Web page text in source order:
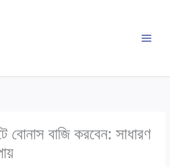
বোনাস বাজি করবেন: সাধারণ